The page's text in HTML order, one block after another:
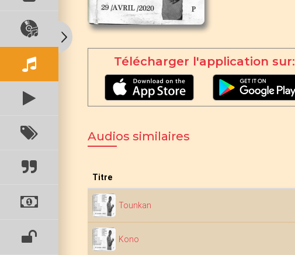
Télécharger l'application sur:
Audios similaires
Titre
Tounkan
Kono